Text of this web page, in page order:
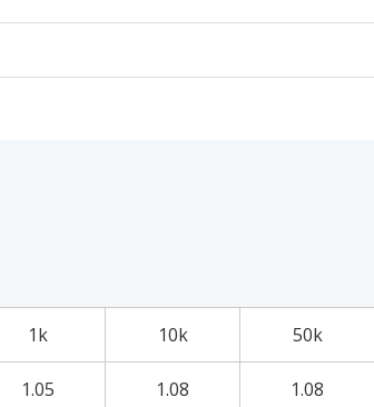
1k 10k 50k
1.05 1.08 1.08